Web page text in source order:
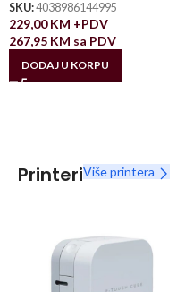
SKU:4038986144995
229,00KM +PDV
267,95 KM sa PDV
DODAJ U KORPU
PrinteriViše printera